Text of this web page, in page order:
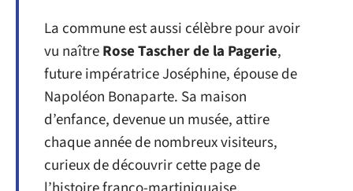
La commune est aussi célèbre pour avoir
vu naîtreRose Tascher de la Pagerie,
future impératrice Joséphine, épouse de
Napoléon Bonaparte. Sa maison
d’enfance, devenue un musée, attire
chaque année de nombreux visiteurs,
curieux de découvrir cette page de